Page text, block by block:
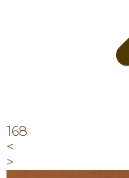
168
<
>